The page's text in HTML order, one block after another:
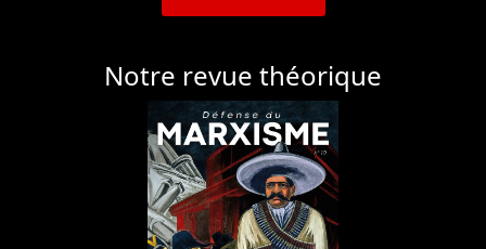
Notre revue théorique